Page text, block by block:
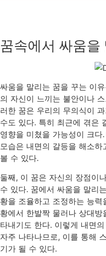
꿈속에서 싸움을
싸움을 말리는 꿈을 꾸는 이
의 자신이 느끼는 불안이나
러한 꿈은 우리의 무의식이
수도 있다. 특히 최근에 겪은
영향을 미쳤을 가능성이 크
모습은 내면의 갈등을 해소
볼 수 있다.
둘째, 이 꿈은 자신의 장점이
수 있다. 꿈에서 싸움을 말리
황을 조율하고 조정하는 능
황에서 한발짝 물러나 상대
타내기도 한다. 이렇게 내면
자주 나타나므로, 이를 통해
기가 될 수 있다.